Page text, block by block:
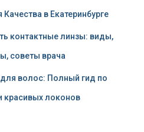
в Екатеринбурге
контактные линзы: виды,
советы врача
волос: Полный гид по
красивых локонов